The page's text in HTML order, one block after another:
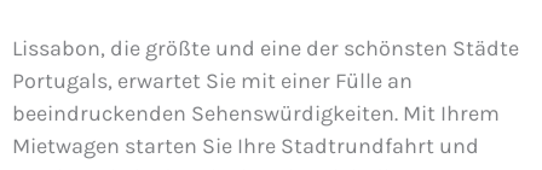
Lissabon, die größte und eine der schönsten Städte
Portugals, erwartet Sie mit einer Fülle an
beeindruckenden Sehenswürdigkeiten. Mit Ihrem
Mietwagen starten Sie Ihre Stadtrundfahrt und